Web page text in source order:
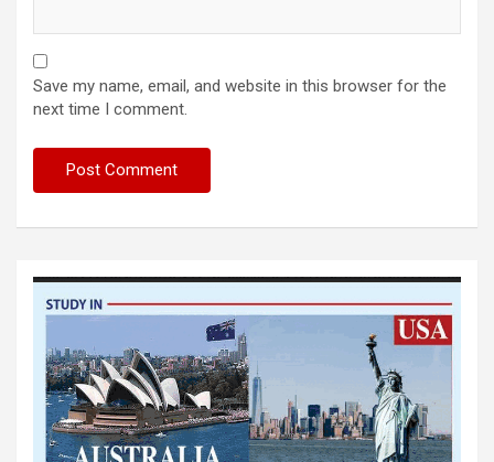
Save my name, email, and website in this browser for the
next time I comment.